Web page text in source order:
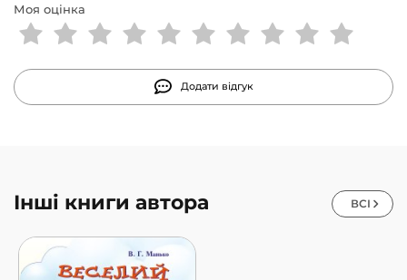
Моя оцінка
Додати відгук
Інші книги автора ВСІ